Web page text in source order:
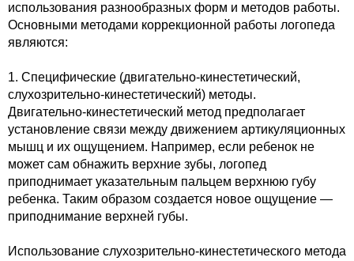
использования разнообразных форм и методов работы.
Основными методами коррекционной работы логопеда
являются:
1. Специфические (двигательно-кинестетический,
слухозрительно-кинестетический) методы.
Двигательно-кинестетический метод предполагает
установление связи между движением артикуляционных
мышц и их ощущением. Например, если ребенок не
может сам обнажить верхние зубы, логопед
приподнимает указательным пальцем верхнюю губу
ребенка. Таким образом создается новое ощущение —
приподнимание верхней губы.
Использование слухозрительно-кинестетического метода